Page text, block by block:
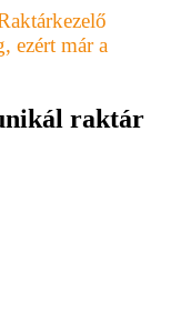
ezért már a
raktár